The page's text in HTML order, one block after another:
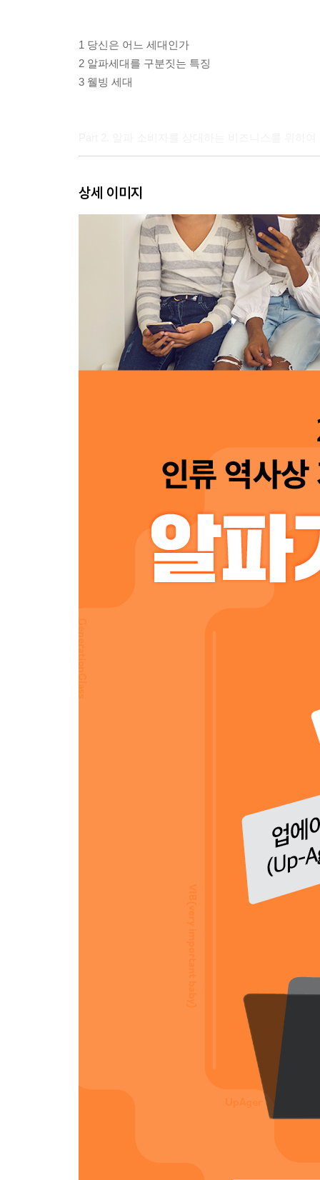
1 당신은 어느 세대인가
2 알파세대를 구분짓는 특징
3 웰빙 세대
4 위대한 스크린 시대
5 알파세대의 라이프스타일
6 알파세대 소비자
7 알파가 살아갈 미래 세상 예측
Part 3. 알파세대를 자녀로 둔 밀레니얼 학부모를
8 알파세대 양육법
상세 이미지